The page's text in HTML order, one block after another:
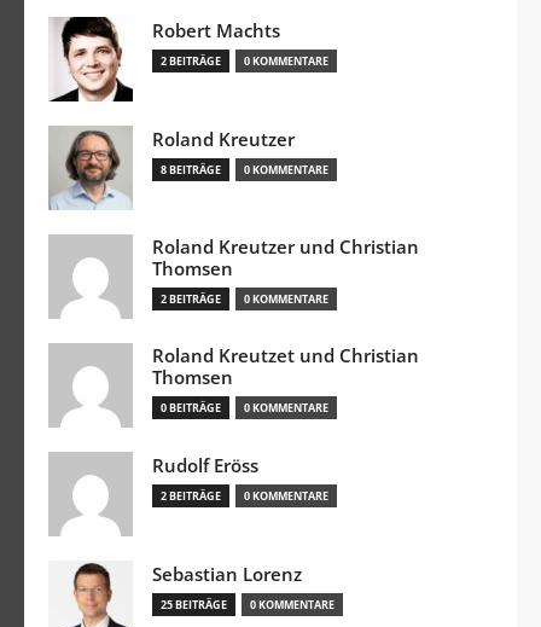
Robert Machts
2 BEITRÄGE 0 KOMMENTARE
Roland Kreutzer
8 BEITRÄGE 0 KOMMENTARE
Roland Kreutzer und Christian
Thomsen
2 BEITRÄGE 0 KOMMENTARE
Roland Kreutzet und Christian
Thomsen
0 BEITRÄGE 0 KOMMENTARE
Rudolf Eröss
2 BEITRÄGE 0 KOMMENTARE
Sebastian Lorenz
25 BEITRÄGE 0 KOMMENTARE